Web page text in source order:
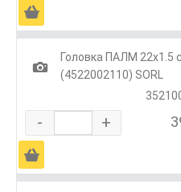
Ä
1
Головка ПАЛМ 22х1.5
(4522002110) SORL
- +
Ä